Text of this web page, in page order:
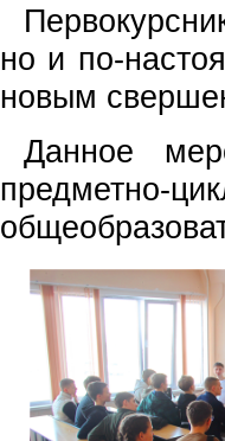
но и по-
новым
Данное